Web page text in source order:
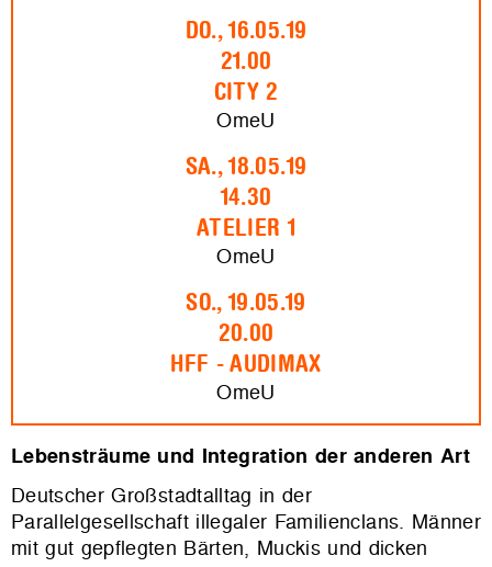
DO., 16.05.19
21.00
CITY 2
OmeU
SA., 18.05.19
14.30
ATELIER 1
OmeU
SO., 19.05.19
20.00
HFF - AUDIMAX
OmeU
Lebensträume und Integration der anderen Art
Deutscher Großstadtalltag in der
Parallelgesellschaft illegaler Familienclans. Männer
mit gut gepflegten Bärten, Muckis und dicken